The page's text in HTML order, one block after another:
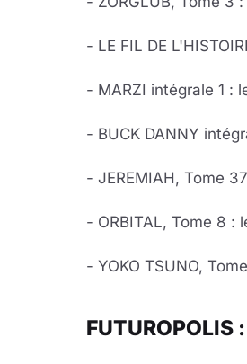
- LE FIL DE
- MARZI intégrale 1 :
- BUCK DANNY
- JEREMIAH, Tome
- ORBITAL, Tome 8 :
- YOKO TSUNO,
FUTUROPOLIS :